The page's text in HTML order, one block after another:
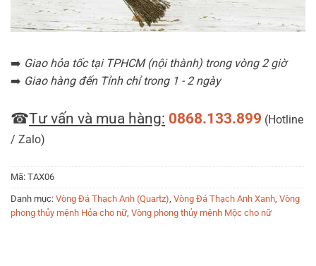
➡️ Giao hỏa tốc tại TPHCM (nội thành) trong vòng 2 giờ
➡️ Giao hàng đến Tỉnh chỉ trong 1 - 2 ngày
☎Tư vấn và mua hàng: 0868.133.899 (Hotline
/ Zalo)
Mã: TAX06
Danh mục: Vòng Đá Thạch Anh (Quartz), Vòng Đá Thạch Anh Xanh, Vòng
phong thủy mệnh Hỏa cho nữ, Vòng phong thủy mệnh Mộc cho nữ